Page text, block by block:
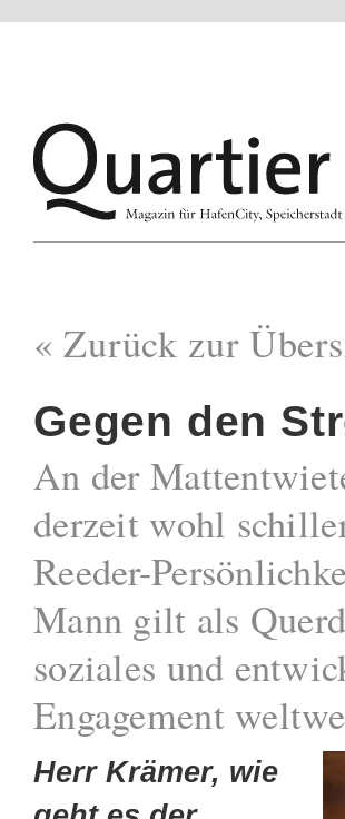
« Zurück zur
Gegen den
An der
derzeit wohl
Reeder-
Mann gilt als
soziales und
Engagement
Herr Krämer, wie